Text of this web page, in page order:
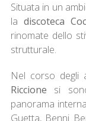
Situata in un
la discoteca
rinomate dello
strutturale.
Nel corso degli
Riccione si
panorama
Guetta, Benni